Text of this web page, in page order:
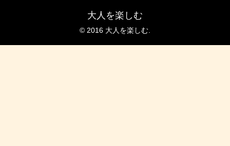
大人を楽しむ
© 2016 大人を楽しむ.